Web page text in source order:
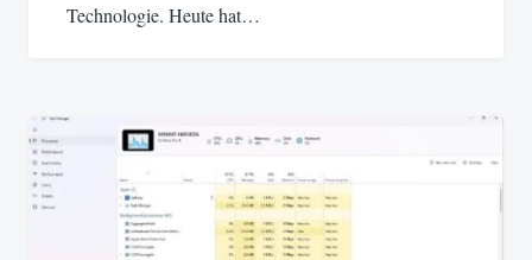
Technologie. Heute hat…